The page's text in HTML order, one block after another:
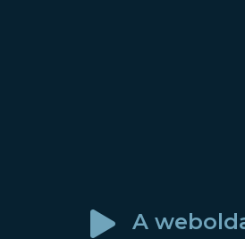
 A